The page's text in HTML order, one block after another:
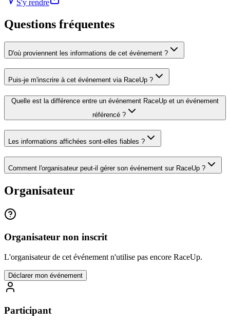
S'y rendre
Questions fréquentes
D'où proviennent les informations de cet événement ?
Puis-je m'inscrire à cet événement via RaceUp ?
Quelle est la différence entre un événement RaceUp et un événement
référencé ?
Les informations affichées sont-elles fiables ?
Comment l'organisateur peut-il gérer son événement sur RaceUp ?
Organisateur
Organisateur non inscrit
L'organisateur de cet événement n'utilise pas encore RaceUp.
Déclarer mon événement
Participant